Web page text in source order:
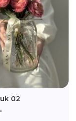
02